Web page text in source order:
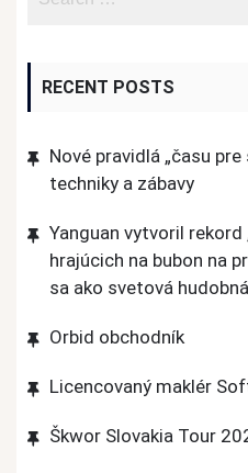
RECENT POSTS
Nové pravidlá „času pre
techniky a zábavy
Yanguan vytvoril
hrajúcich na bubon na
sa ako svetová
Orbid obchodník
Licencovaný maklér
Škwor Slovakia Tour